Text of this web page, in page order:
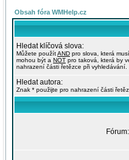
Obsah fóra WMHelp.cz
Hledat klíčová slova:
Můžete použítAND pro slova, která
mohou být a NOT pro taková, která by
nahrazení části řetězce při vyhledávání.
Hledat autora:
Znak * použijte pro nahrazení části
Fórum: